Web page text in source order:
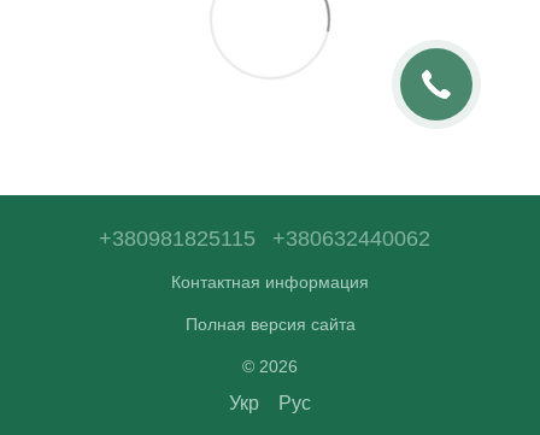
+380981825115 +380632440062
Контактная информация
Полная версия сайта
© 2026
Укр Рус